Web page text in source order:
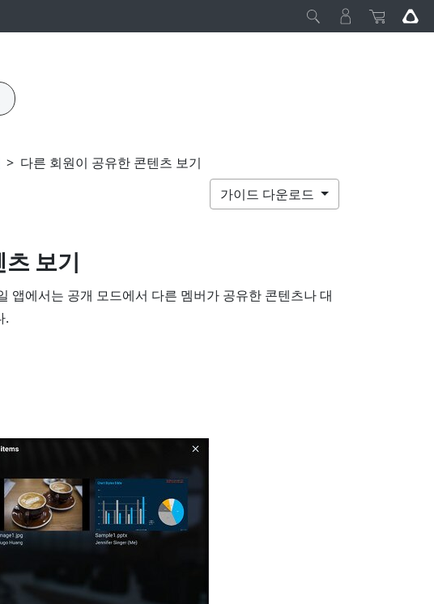
> 다른 회원이 공유한 콘텐츠 보기
가이드 다운로드
보기
앱에서는 공개 모드에서 다른 멤버가 공유한 콘텐츠나대
.